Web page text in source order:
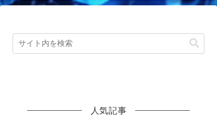
人気記事